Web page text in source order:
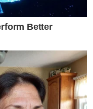
Better